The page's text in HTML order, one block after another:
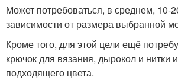
Может потребоваться, в среднем, 10-
зависимости от размера выбранной
Кроме того, для этой цели ещё
крючок для вязания, дырокол и нитки
подходящего цвета.